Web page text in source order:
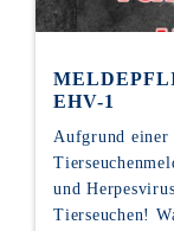
EHV-1
Aufgrund einer
und
Tierseuchen!